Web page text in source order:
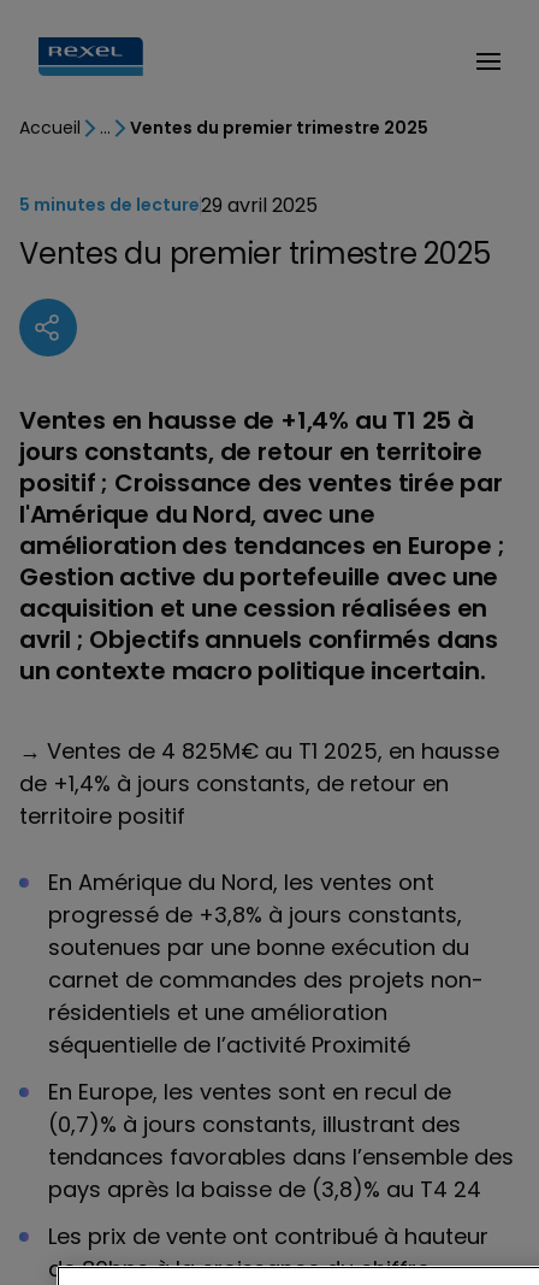
Accueil Ventes du premier trimestre 2025
Ventes du premier trimestre 2025
5 minutes de lecture29 avril 2025
Ventes en hausse de +1,4% au T1 25 à
jours constants, de retour en territoire
positif ; Croissance des ventes tirée par
l'Amérique du Nord, avec une
amélioration des tendances en Europe ;
Gestion active du portefeuille avec une
acquisition et une cession réalisées en
avril ; Objectifs annuels confirmés dans
un contexte macro politique incertain.
→ Ventes de 4 825M€ au T1 2025, en hausse
de +1,4% à jours constants, de retour en
territoire positif
En Amérique du Nord, les ventes ont
progressé de +3,8% à jours constants,
soutenues par une bonne exécution du
carnet de commandes des projets non-
résidentiels et une amélioration
séquentielle de l’activité Proximité
En Europe, les ventes sont en recul de
(0,7)% à jours constants, illustrant des
tendances favorables dans l’ensemble des
pays après la baisse de (3,8)% au T4 24
Les prix de vente ont contribué à hauteur
de 80bps à la croissance du chiffre